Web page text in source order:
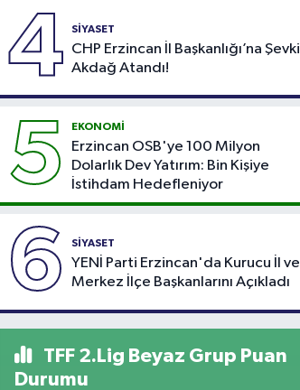
4 SİYASET
CHP Erzincan İl Başkanlığı’na Şevki
Akdağ Atandı!
5 EKONOMİ
Erzincan OSB'ye 100 Milyon
Dolarlık Dev Yatırım: Bin Kişiye
İstihdam Hedefleniyor
6 SİYASET
YENİ Parti Erzincan'da Kurucu İl ve
Merkez İlçe Başkanlarını Açıkladı
TFF 2.Lig Beyaz Grup Puan
Durumu